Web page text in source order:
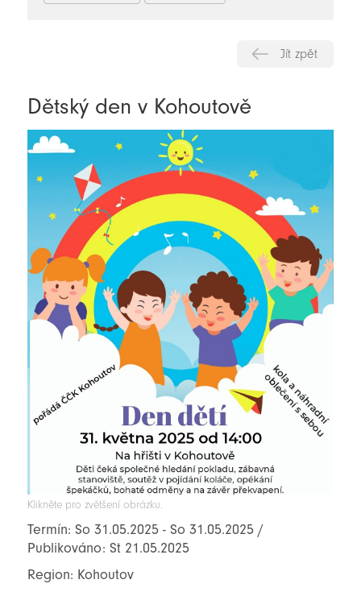
Jít zpět
Dětský den v Kohoutově
Klikněte pro zvětšení obrázku.
Termín: So 31.05.2025 - So 31.05.2025 /
Publikováno: St 21.05.2025
Region: Kohoutov